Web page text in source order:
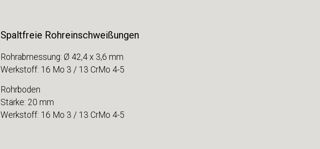
Spaltfreie Rohreinschweißungen
Rohrabmessung: Ø 42,4 x 3,6 mm
Werkstoff: 16 Mo 3 / 13 CrMo 4-5
Rohrboden
Stärke: 20 mm
Werkstoff: 16 Mo 3 / 13 CrMo 4-5